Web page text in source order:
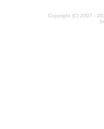
Copyright (C) 2007 -